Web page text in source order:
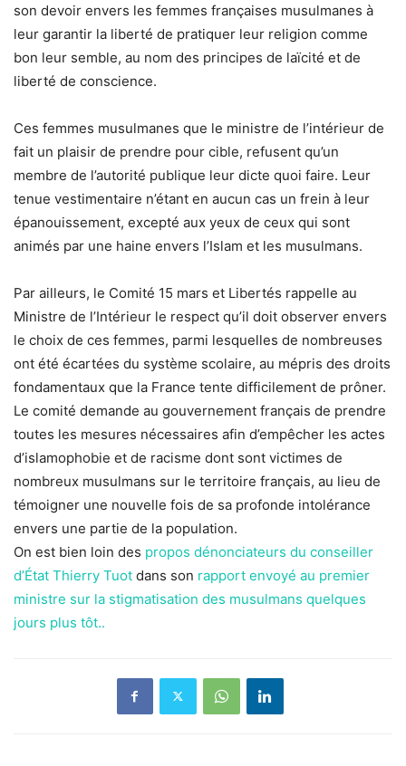
son devoir envers les femmes françaises musulmanes à
leur garantir la liberté de pratiquer leur religion comme
bon leur semble, au nom des principes de laïcité et de
liberté de conscience.
Ces femmes musulmanes que le ministre de l’intérieur de
fait un plaisir de prendre pour cible, refusent qu’un
membre de l’autorité publique leur dicte quoi faire. Leur
tenue vestimentaire n’étant en aucun cas un frein à leur
épanouissement, excepté aux yeux de ceux qui sont
animés par une haine envers l’Islam et les musulmans.
Par ailleurs, le Comité 15 mars et Libertés rappelle au
Ministre de l’Intérieur le respect qu’il doit observer envers
le choix de ces femmes, parmi lesquelles de nombreuses
ont été écartées du système scolaire, au mépris des droits
fondamentaux que la France tente difficilement de prôner.
Le comité demande au gouvernement français de prendre
toutes les mesures nécessaires afin d’empêcher les actes
d’islamophobie et de racisme dont sont victimes de
nombreux musulmans sur le territoire français, au lieu de
témoigner une nouvelle fois de sa profonde intolérance
envers une partie de la population.
On est bien loin des propos dénonciateurs du conseiller
d’État Thierry Tuot dans son rapport envoyé au premier
ministre sur la stigmatisation des musulmans quelques
jours plus tôt..